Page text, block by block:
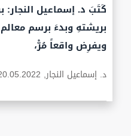
كَتَبَ د. إسماعيل
بريشتهِ وبدءَ برسم
ويفرِض واقعاً مُرّْ،
د. إسماعيل النجار,